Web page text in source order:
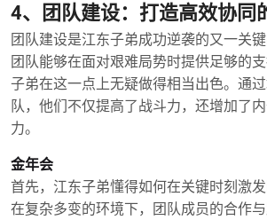
4、团队建设：打造高效协同
团队建设是江东子弟成功逆袭的又一关
团队能够在面对艰难局势时提供足够的
子弟在这一点上无疑做得相当出色。通
队，他们不仅提高了战斗力，还增加了
力。
金年会
首先，江东子弟懂得如何在关键时刻激发
在复杂多变的环境下，团队成员的合作